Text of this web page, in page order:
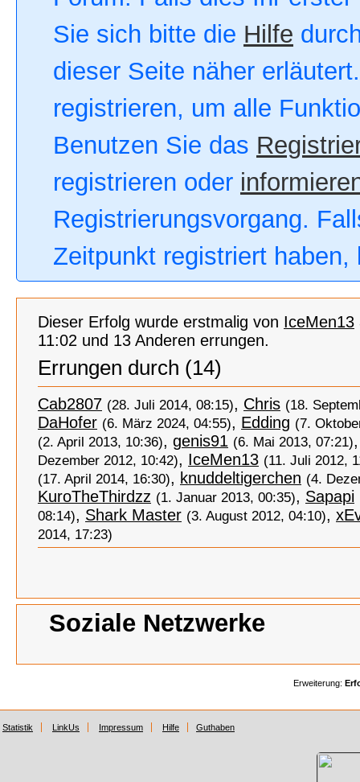
Sie sich bitte die Hilfe
dieser Seite näher
registrieren, um alle
Benutzen Sie das
registrieren oder
Registrierungsvorgang.
Zeitpunkt registriert
Dieser Erfolg wurde erstmalig von IceMen13
11:02 und 13 Anderen errungen.
Errungen durch (14)
Cab2807 (28. Juli 2014, 08:15), Chris (18.
DaHofer (6. März 2024, 04:55), Edding (7.
(2. April 2013, 10:36), genis91 (6. Mai 2013, 07:21)
Dezember 2012, 10:42), IceMen13 (11. Juli 2012,
(17. April 2014, 16:30), knuddeltigerchen (4.
KuroTheThirdzz (1. Januar 2013, 00:35), Sapapi
08:14), Shark Master (3. August 2012, 04:10),
2014, 17:23)
Soziale Netzwerke
Erweiterung:
Statistik LinkUs Impressum Hilfe Guthaben